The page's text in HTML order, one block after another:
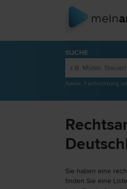
SUCHE
Name, Fachrichtung
Sie haben eine
finden Sie eine